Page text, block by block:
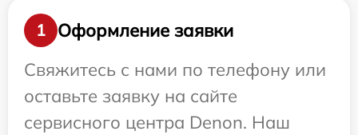
1
Оформление заявки
Свяжитесь с нами по телефону или
оставьте заявку на сайте
сервисного центра Denon. Наш